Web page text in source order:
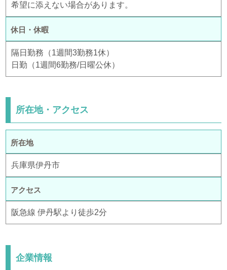
希望に添えない場合があります。
休日・休暇
隔日勤務（1週間3勤務1休）
日勤（1週間6勤務/日曜公休）
所在地・アクセス
所在地
兵庫県伊丹市
アクセス
阪急線 伊丹駅より徒歩2分
企業情報